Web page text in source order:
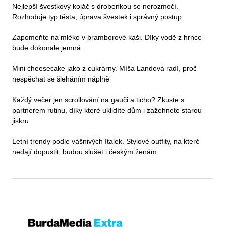
Nejlepší švestkový koláč s drobenkou se nerozmočí.
Rozhoduje typ těsta, úprava švestek i správný postup
Zapomeňte na mléko v bramborové kaši. Díky vodě z hrnce
bude dokonale jemná
Mini cheesecake jako z cukrárny. Míša Landová radí, proč
nespěchat se šleháním náplně
Každý večer jen scrollování na gauči a ticho? Zkuste s
partnerem rutinu, díky které uklidíte dům i zažehnete starou
jiskru
Letní trendy podle vášnivých Italek. Stylové outfity, na které
nedají dopustit, budou slušet i českým ženám